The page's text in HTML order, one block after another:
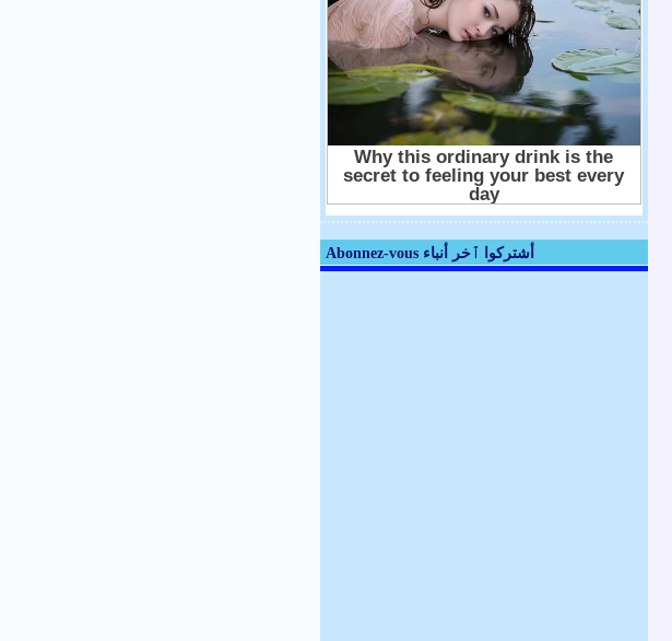
Abonnez-vous أشتركوا ٱخر أنباء